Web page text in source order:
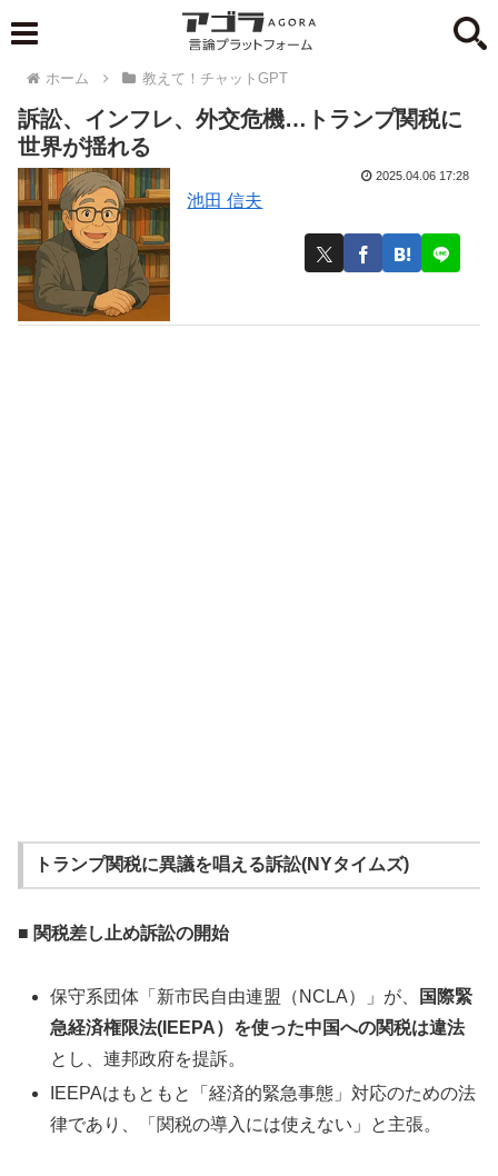
ホーム 教えて！チャットGPT
訴訟、インフレ、外交危機…トランプ関税に
世界が揺れる
池田 信夫
2025.04.06 17:28
トランプ関税に異議を唱える訴訟(NYタイムズ)
■ 関税差し止め訴訟の開始
保守系団体「新市民自由連盟（NCLA）」が、
国際緊
急経済権限法(IEEPA）を使った中国への関税は違法
とし、連邦政府を提訴。
IEEPAはもともと「経済的緊急事態」対応のための法
律であり、「関税の導入には使えない」と主張。